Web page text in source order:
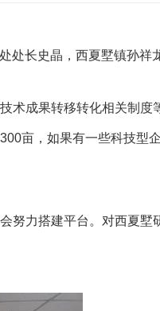
处长史晶，西夏墅镇孙祥
术成果转移转化相关制度
亩，如果有一些科技型
努力搭建平台。对西夏墅